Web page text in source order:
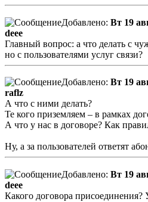
Добавлено: Вт 19
deee
Главный вопрос: а что делать с
но с пользователями услуг связи?
Добавлено: Вт 19
raflz
А что с ними делать?
Те кого приземляем – в рамках
А что у нас в договоре? Как
Ну, а за пользователей ответят
Добавлено: Вт 19
deee
Какого договора присоединения?